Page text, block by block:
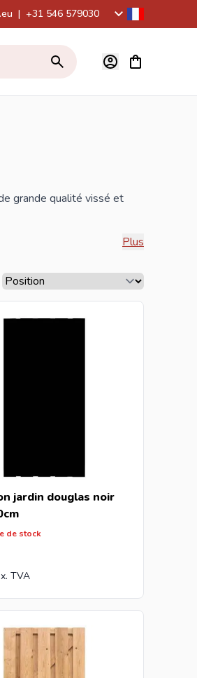
| +31 546 579030
Voir le
grande qualité vissé et
votre demande à
Plus
jardin douglas noir
de stock